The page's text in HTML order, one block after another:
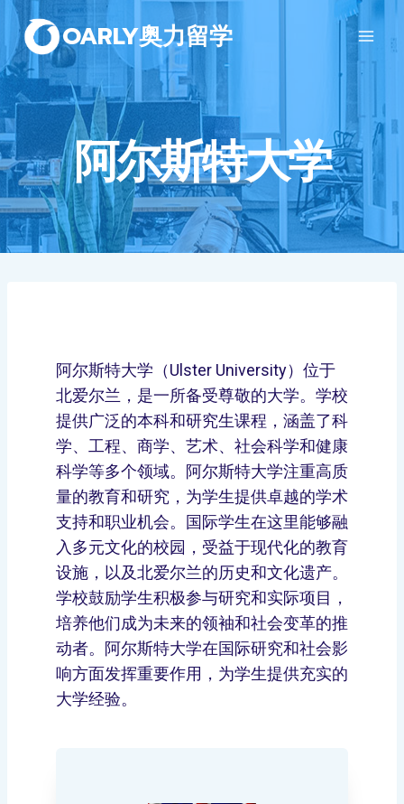
OARLY奥力留学
阿尔斯特大学
阿尔斯特大学（Ulster University）位于
北爱尔兰，是一所备受尊敬的大学。学校
提供广泛的本科和研究生课程，涵盖了科
学、工程、商学、艺术、社会科学和健康
科学等多个领域。阿尔斯特大学注重高质
量的教育和研究，为学生提供卓越的学术
支持和职业机会。国际学生在这里能够融
入多元文化的校园，受益于现代化的教育
设施，以及北爱尔兰的历史和文化遗产。
学校鼓励学生积极参与研究和实际项目，
培养他们成为未来的领袖和社会变革的推
动者。阿尔斯特大学在国际研究和社会影
响方面发挥重要作用，为学生提供充实的
大学经验。